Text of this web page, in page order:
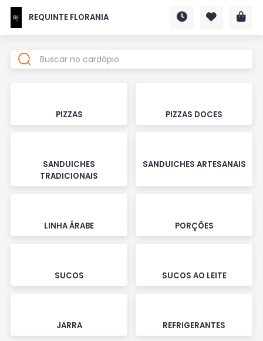
REQUINTE FLORANIA
PIZZAS PIZZAS DOCES
SANDUICHES
TRADICIONAIS
SANDUICHES ARTESANAIS
LINHA ÁRABE PORÇÕES
SUCOS SUCOS AO LEITE
JARRA REFRIGERANTES